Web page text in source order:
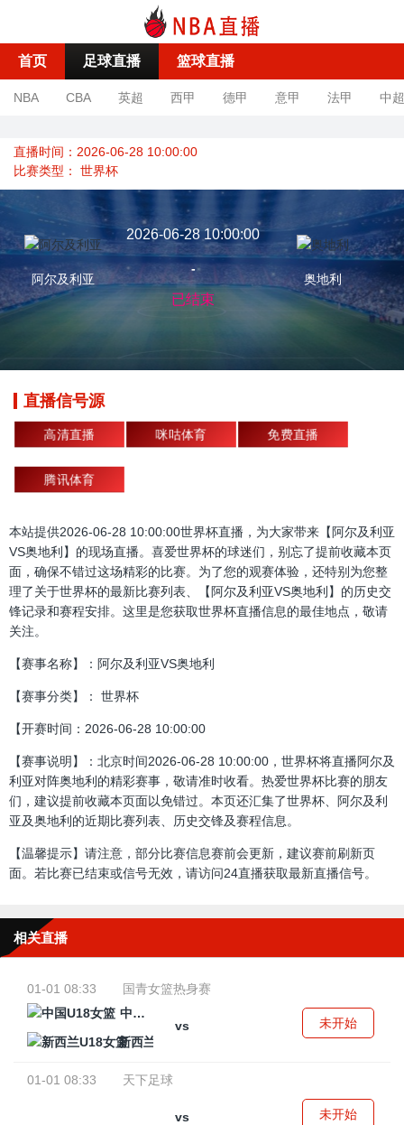
首页 足球直播 篮球直播
NBA CBA 英超 西甲 德甲 意甲 法甲 中超
直播时间：2026-06-28 10:00:00
比赛类型： 世界杯
阿尔及利亚
2026-06-28 10:00:00
-
已结束
奥地利
直播信号源
高清直播 咪咕体育 免费直播
腾讯体育
本站提供2026-06-28 10:00:00世界杯直播，为大家带来【阿尔及利亚
VS奥地利】的现场直播。喜爱世界杯的球迷们，别忘了提前收藏本页
面，确保不错过这场精彩的比赛。为了您的观赛体验，还特别为您整
理了关于世界杯的最新比赛列表、【阿尔及利亚VS奥地利】的历史交
锋记录和赛程安排。这里是您获取世界杯直播信息的最佳地点，敬请
关注。
【赛事名称】：阿尔及利亚VS奥地利
【赛事分类】： 世界杯
【开赛时间：2026-06-28 10:00:00
【赛事说明】：北京时间2026-06-28 10:00:00，世界杯将直播阿尔及
利亚对阵奥地利的精彩赛事，敬请准时收看。热爱世界杯比赛的朋友
们，建议提前收藏本页面以免错过。本页还汇集了世界杯、阿尔及利
亚及奥地利的近期比赛列表、历史交锋及赛程信息。
【温馨提示】请注意，部分比赛信息赛前会更新，建议赛前刷新页
面。若比赛已结束或信号无效，请访问24直播获取最新直播信号。
相关直播
01-01 08:33
国青女篮热身赛
中国U18女篮
vs
新西兰U18女篮
未开始
01-01 08:33 天下足球
vs 未开始